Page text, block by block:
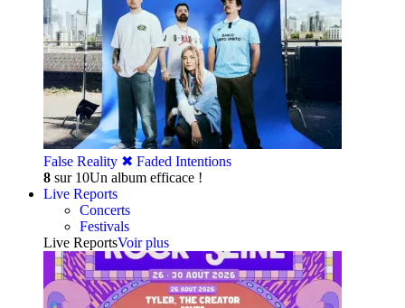
False Reality ✖︎ Faded Intentions
8 sur 10Un album efficace !
Live Reports
Concerts
Festivals
Live ReportsVoir plus